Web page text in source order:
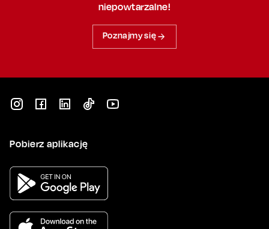
niepowtarzalne!
Poznajmy się
Pobierz aplikację